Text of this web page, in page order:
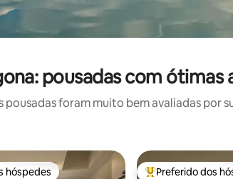
pousadas com ótimas
pousadas foram muito bem avaliadas por
hóspedes Preferido dos